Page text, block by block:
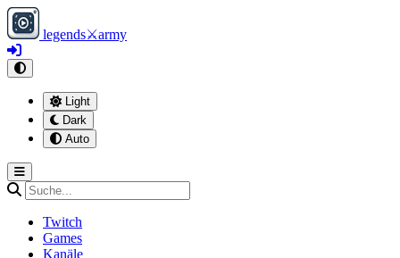
legends⚔army
Light
Dark
Auto
Twitch
Games
Kanäle